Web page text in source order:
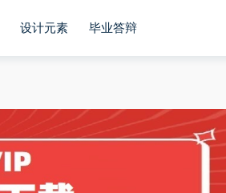
设计元素 毕业答辩